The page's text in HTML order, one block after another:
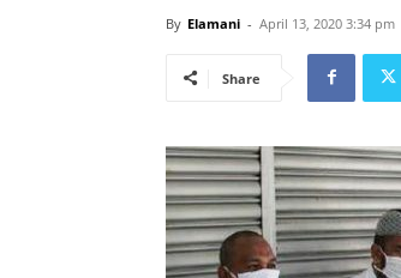
By Elamani - April 13, 2020 3:34 pm
Share